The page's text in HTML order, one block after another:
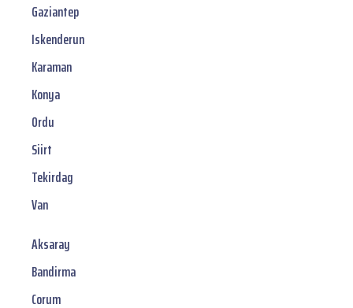
Gaziantep
Iskenderun
Karaman
Konya
Ordu
Siirt
Tekirdag
Van
Aksaray
Bandirma
Corum